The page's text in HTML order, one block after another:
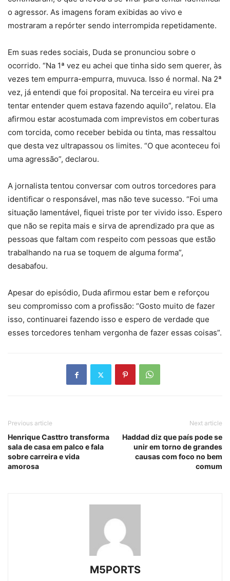
o agressor. As imagens foram exibidas ao vivo e
mostraram a repórter sendo interrompida repetidamente.
Em suas redes sociais, Duda se pronunciou sobre o
ocorrido. “Na 1ª vez eu achei que tinha sido sem querer, às
vezes tem empurra-empurra, muvuca. Isso é normal. Na 2ª
vez, já entendi que foi proposital. Na terceira eu virei pra
tentar entender quem estava fazendo aquilo”, relatou. Ela
afirmou estar acostumada com imprevistos em coberturas
com torcida, como receber bebida ou tinta, mas ressaltou
que desta vez ultrapassou os limites. “O que aconteceu foi
uma agressão”, declarou.
A jornalista tentou conversar com outros torcedores para
identificar o responsável, mas não teve sucesso. “Foi uma
situação lamentável, fiquei triste por ter vivido isso. Espero
que não se repita mais e sirva de aprendizado pra que as
pessoas que faltam com respeito com pessoas que estão
trabalhando na rua se toquem de alguma forma”,
desabafou.
Apesar do episódio, Duda afirmou estar bem e reforçou
seu compromisso com a profissão: “Gosto muito de fazer
isso, continuarei fazendo isso e espero de verdade que
esses torcedores tenham vergonha de fazer essas coisas”.
Previous article
Henrique Casttro transforma
sala de casa em palco e fala
sobre carreira e vida
amorosa
Next article
Haddad diz que país pode se
unir em torno de grandes
causas com foco no bem
comum
M5PORTS